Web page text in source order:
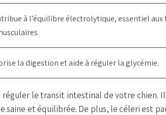
à l’équilibre électrolytique, essentiel aux
la digestion et aide à réguler la glycémie.
réguler le transit intestinal de votre chien.
et équilibrée. De plus, le céleri est